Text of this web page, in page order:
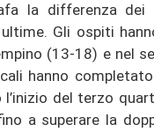
la dif­fe­ren­za dei
Gli os­pi­ti
(13-18) e nel
hanno
l’in­izio del terzo
a su­pe­ra­re la